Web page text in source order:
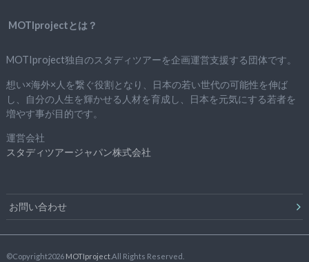
MOTIprojectとは？
MOTIproject独自のスタディツアーを企画運営支援する団体です。
想い×海外×人を繋ぐ役割となり、日本の若い世代の可能性を伸ば
し、自分の人生を輝かせる人材を育成し、日本を元気にする若者を
増やす事が目的です。
運営会社
スタディツアージャパン株式会社
お問い合わせ
©Copyright2026 MOTIproject.All Rights Reserved.